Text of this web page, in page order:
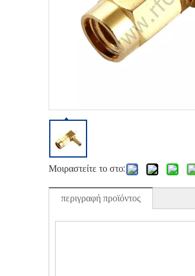
Μοιραστείτε το στο:
περιγραφή προϊόντος